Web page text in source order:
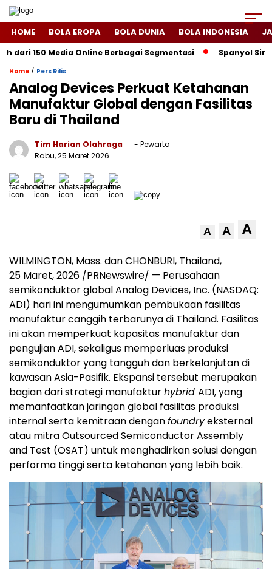
HOME BOLA EROPA BOLA DUNIA BOLA INDONESIA
150 Media Online Berbagai Segmentasi Spanyol
Home / Pers Rilis
Analog Devices Perkuat Ketahanan
Manufaktur Global dengan Fasilitas
Baru di Thailand
Tim Harian Olahraga
- Pewarta
Rabu, 25 Maret 2026
A A A
WILMINGTON, Mass. dan CHONBURI, Thailand,
25 Maret, 2026 /PRNewswire/ — Perusahaan
semikonduktor global Analog Devices, Inc. (NASDAQ:
ADI) hari ini mengumumkan pembukaan fasilitas
manufaktur canggih terbarunya di Thailand. Fasilitas
ini akan memperkuat kapasitas manufaktur dan
pengujian ADI, sekaligus memperluas produksi
semikonduktor yang tangguh dan berkelanjutan di
kawasan Asia-Pasifik. Ekspansi tersebut merupakan
bagian dari strategi manufakturhybrid ADI, yang
memanfaatkan jaringan global fasilitas produksi
internal serta kemitraan denganfoundryeksternal
atau mitra Outsourced Semiconductor Assembly
and Test (OSAT) untuk menghadirkan solusi dengan
performa tinggi serta ketahanan yang lebih baik.